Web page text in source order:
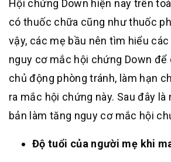
Hội chứng Down hiện nay trên
có thuốc chữa cũng như thuốc
vậy, các mẹ bầu nên tìm hiểu
nguy cơ mắc hội chứng Down
chủ động phòng tránh, làm hạn
ra mắc hội chứng này. Sau đây
bản làm tăng nguy cơ mắc hội
Độ tuổi của người mẹ khi